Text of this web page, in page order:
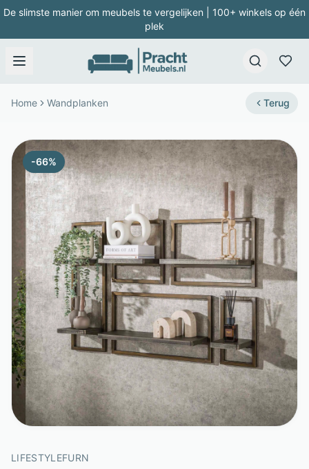
De slimste manier om meubels te vergelijken | 100+ winkels op één
plek
Home Wandplanken Terug
-66%
LIFESTYLEFURN